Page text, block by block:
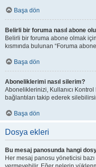
Başa dön
Belirli bir foruma nasıl abone
Belirli bir foruma abone olmak
kısmında bulunan “Foruma
Başa dön
Aboneliklerimi nasıl silerim?
Aboneliklerinizi, Kullanıcı
bağlantıları takip ederek
Başa dön
Dosya ekleri
Bu mesaj panosunda hangi
Her mesaj panosu yöneticisi